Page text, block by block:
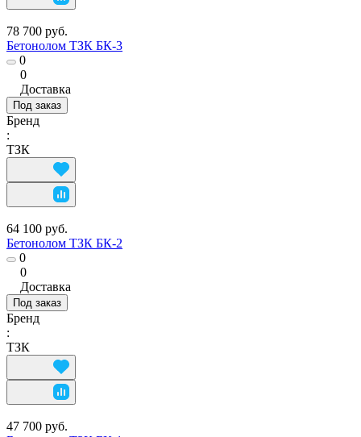
78 700 руб.
Бетонолом ТЗК БК-3
0
0
Доставка
Под заказ
Бренд
:
ТЗК
64 100 руб.
Бетонолом ТЗК БК-2
0
0
Доставка
Под заказ
Бренд
:
ТЗК
47 700 руб.